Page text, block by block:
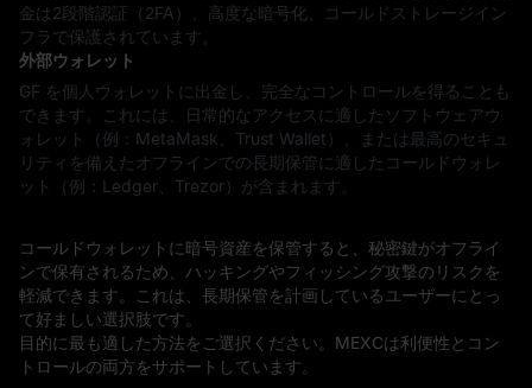
金は2段階認証（2FA）、高度な暗号化、コールドストレージイン
フラで保護されています。
外部ウォレット
GF を個人ウォレットに出金し、完全なコントロールを得ることも
できます。これには、日常的なアクセスに適したソフトウェアウ
ォレット（例：MetaMask、Trust Wallet）、または最高のセキュ
リティを備えたオフラインでの長期保管に適したコールドウォレ
ット（例：Ledger、Trezor）が含まれます。
コールドウォレットに暗号資産を保管すると、秘密鍵がオフライ
ンで保有されるため、ハッキングやフィッシング攻撃のリスクを
軽減できます。これは、長期保管を計画しているユーザーにとっ
て好ましい選択肢です。
目的に最も適した方法をご選択ください。MEXCは利便性とコン
トロールの両方をサポートしています。